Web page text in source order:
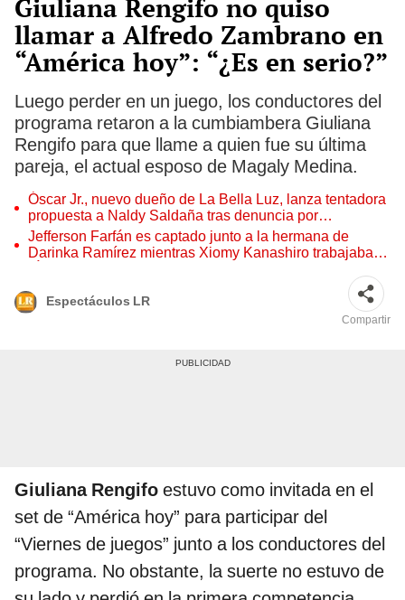
Giuliana Rengifo no quiso
llamar a Alfredo Zambrano en
“América hoy”: “¿Es en serio?”
Luego perder en un juego, los conductores del
programa retaron a la cumbiambera Giuliana
Rengifo para que llame a quien fue su última
pareja, el actual esposo de Magaly Medina.
Óscar Jr., nuevo dueño de La Bella Luz, lanza tentadora
propuesta a Naldy Saldaña tras denuncia por
tocamientos
Jefferson Farfán es captado junto a la hermana de
Darinka Ramírez mientras Xiomy Kanashiro trabajaba:
Espectáculos LR
Compartir
Giuliana Rengifo estuvo como invitada en el
set de “América hoy” para participar del
“Viernes de juegos” junto a los conductores del
programa. No obstante, la suerte no estuvo de